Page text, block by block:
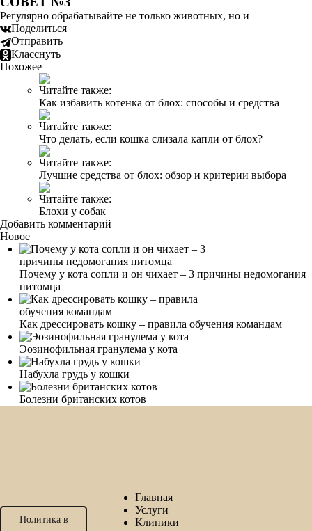
Регулярно обрабатывайте не только животных, но и
Поделиться
Отправить
Класснуть
Похожее
Читайте также:
Как избавить котенка от блох: способы и средства
Читайте также:
Что делать, если кошка слизала капли от блох?
Читайте также:
Лучшие средства от блох: обзор и критерии выбора
Читайте также:
Блохи у собак
Добавить комментарий
Новое
Почему у кота сопли и он чихает – 3 причины недомогания
питомца
Как дрессировать кошку – правила обучения командам
Эозинофильная гранулема у кота
Набухла грудь у кошки
Болезни британских котов
Политика в
Главная
Услуги
Клиники